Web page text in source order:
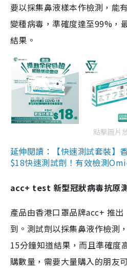
要以採集鼻液樣本作檢測，能
變種病毒，準確度達至99%，
結果。
點擊圖片
延伸閱讀：【快速測試套裝】
$18快速測試劑！有效檢測
acc+ test 新型冠狀病毒抗原
產品由香港口罩品牌acc+ 推
到。測試劑以採集鼻液作檢測
15分鐘知道結果，而且準確度
購數量，需要大量購入的朋友